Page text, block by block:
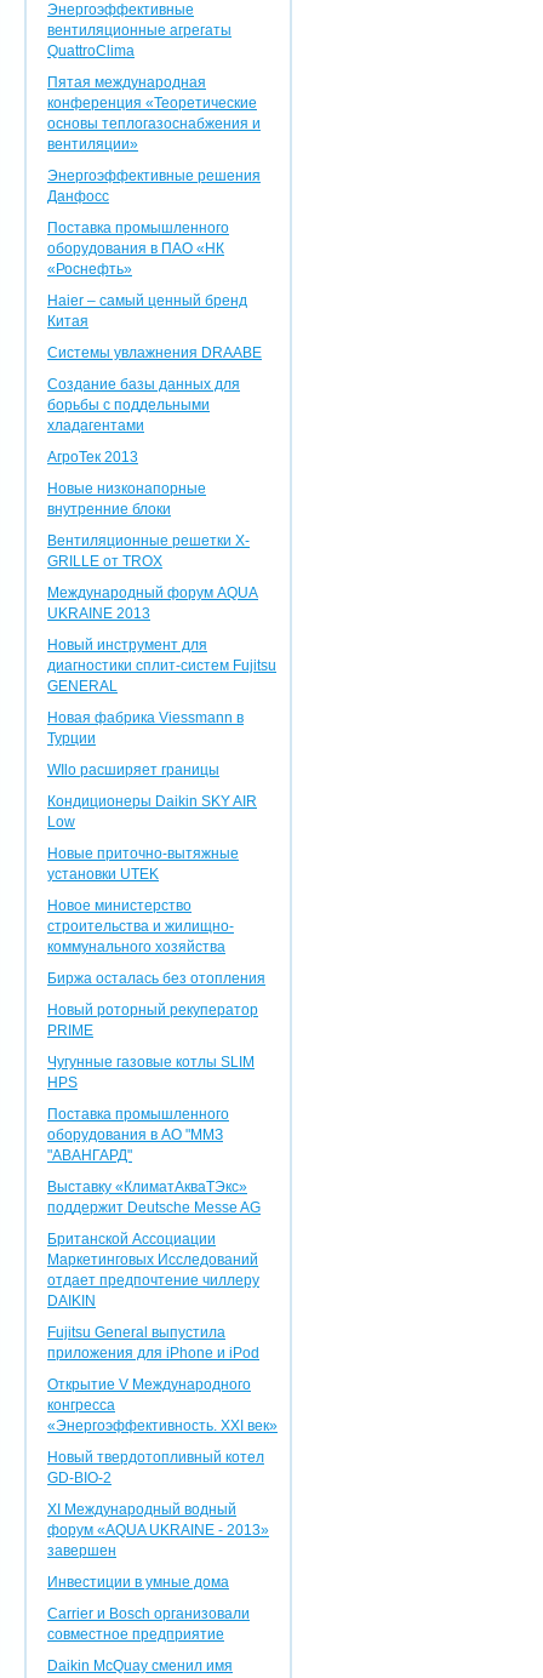
Энергоэффективные
вентиляционные агрегаты
QuattroClima
Пятая международная
конференция «Теоретические
основы теплогазоснабжения и
вентиляции»
Энергоэффективные решения
Данфосс
Поставка промышленного
оборудования в ПАО «НК
«Роснефть»
Haier – самый ценный бренд
Китая
Системы увлажнения DRAABE
Создание базы данных для
борьбы с поддельными
хладагентами
АгроТек 2013
Новые низконапорные
внутренние блоки
Вентиляционные решетки X-
GRILLE от TROX
Международный форум AQUA
UKRAINE 2013
Новый инструмент для
диагностики сплит-систем Fujitsu
GENERAL
Новая фабрика Viessmann в
Турции
WIlo расширяет границы
Кондиционеры Daikin SKY AIR
Low
Новые приточно-вытяжные
установки UTEK
Новое министерство
строительства и жилищно-
коммунального хозяйства
Биржа осталась без отопления
Новый роторный рекуператор
PRIME
Чугунные газовые котлы SLIM
HPS
Поставка промышленного
оборудования в АО "ММЗ
"АВАНГАРД"
Выставку «КлиматАкваТЭкс»
поддержит Deutsche Messe AG
Британской Ассоциации
Маркетинговых Исследований
отдает предпочтение чиллеру
DAIKIN
Fujitsu General выпустила
приложения для iPhone и iPod
Открытие V Международного
конгресса
«Энергоэффективность. XXI век»
Новый твердотопливный котел
GD-BIO-2
XI Международный водный
форум «AQUA UKRAINE - 2013»
завершен
Инвестиции в умные дома
Carrier и Bosch организовали
совместное предприятие
Daikin McQuay сменил имя